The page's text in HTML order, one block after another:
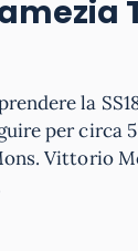
la
per circa
Vittorio